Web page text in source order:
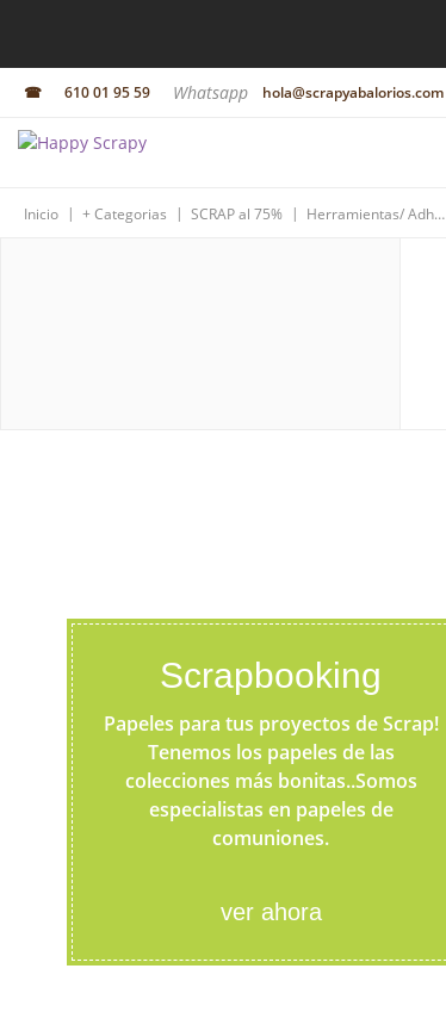
☎ 610 01 95 59 Whatsapp hola@scrapyabalorios.com
Inicio | + Categorias | SCRAP al 75% | Herramientas/ Adhesivos/Resinas
Scrapbooking
Papeles para tus proyectos de Scrap!
Tenemos los papeles de las
colecciones más bonitas..Somos
especialistas en papeles de
comuniones.
ver ahora